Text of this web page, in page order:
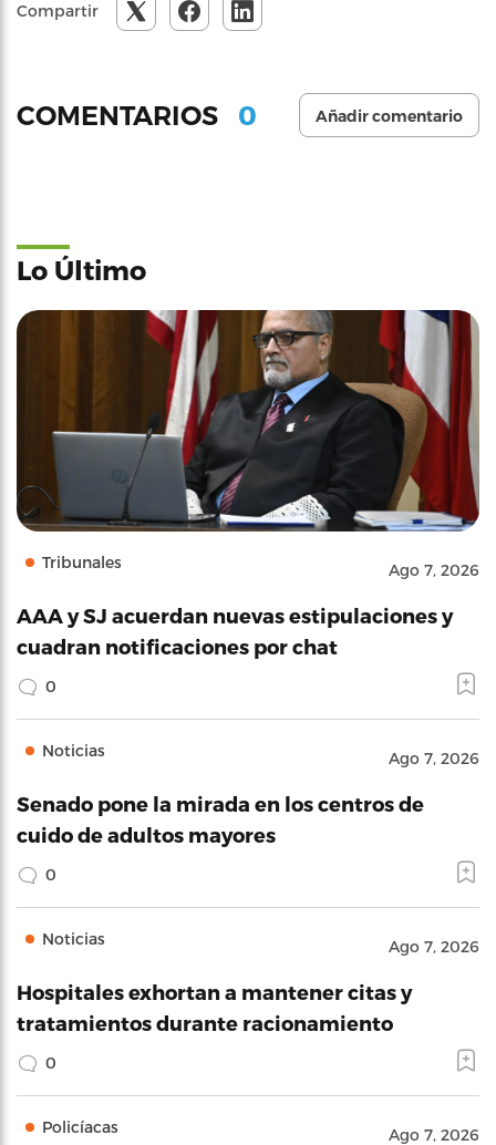
Compartir
COMENTARIOS 0 Añadir comentario
Lo Último
Tribunales Ago 7, 2026
AAA y SJ acuerdan nuevas estipulaciones y
cuadran notificaciones por chat
0
Noticias Ago 7, 2026
Senado pone la mirada en los centros de
cuido de adultos mayores
0
Noticias Ago 7, 2026
Hospitales exhortan a mantener citas y
tratamientos durante racionamiento
0
Policíacas Ago 7, 2026